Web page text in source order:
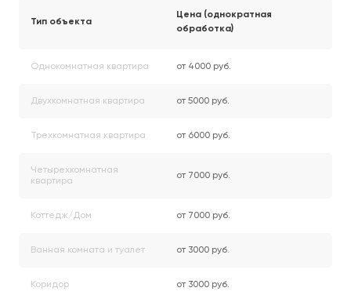
Тип объекта
Цена (однократная
обработка)
Однокомнатная квартира от 4000 руб.
Двухкомнатная квартира от 5000 руб.
Трехкомнатная квартира от 6000 руб.
Четырехкомнатная
квартира
от 7000 руб.
Коттедж/Дом от 7000 руб.
Ванная комната и туалет от 3000 руб.
Коридор от 3000 руб.